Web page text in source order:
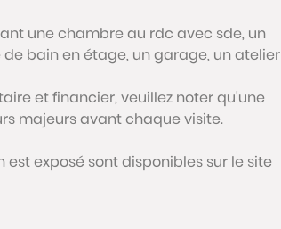
une chambre au rdc avec sde, un
bain en étage, un garage, un atelier
et financier, veuillez noter qu'une
majeurs avant chaque visite.
est exposé sont disponibles sur le site